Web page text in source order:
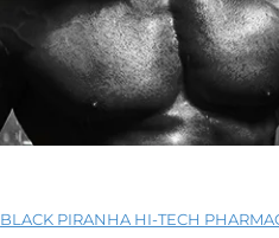
BLACK PIRANHA HI-TECH